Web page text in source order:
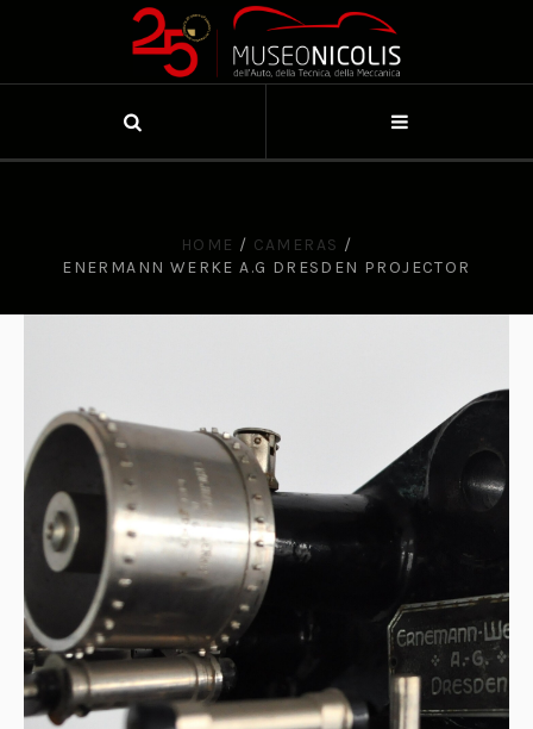
HOME / CAMERAS /
ENERMANN WERKE A.G DRESDEN PROJECTOR